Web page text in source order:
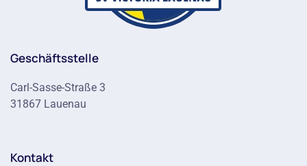
Geschäftsstelle
Carl-Sasse-Straße 3
31867 Lauenau
Kontakt